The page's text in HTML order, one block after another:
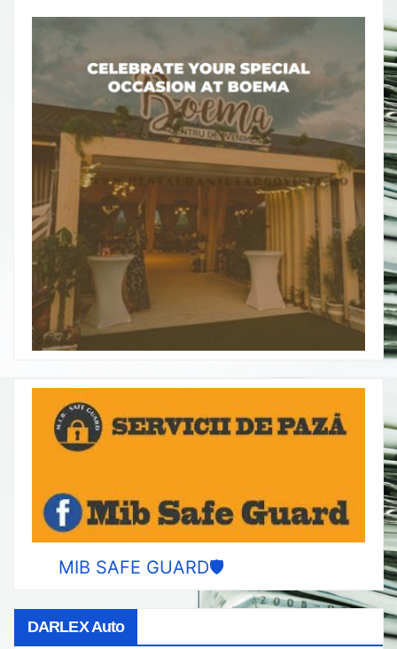
MIB SAFE GUARD🛡️
DARLEX Auto